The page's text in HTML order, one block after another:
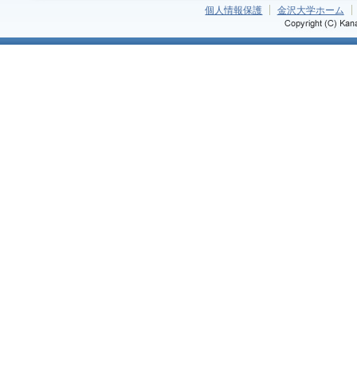
個人情報保護 金沢大学ホーム